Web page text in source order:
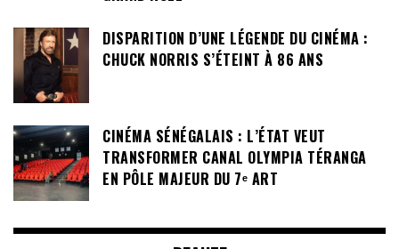
DISPARITION D’UNE LÉGENDE DU CINÉMA :
CHUCK NORRIS S’ÉTEINT À 86 ANS
CINÉMA SÉNÉGALAIS : L’ÉTAT VEUT
TRANSFORMER CANAL OLYMPIA TÉRANGA
EN PÔLE MAJEUR DU 7ᵉ ART